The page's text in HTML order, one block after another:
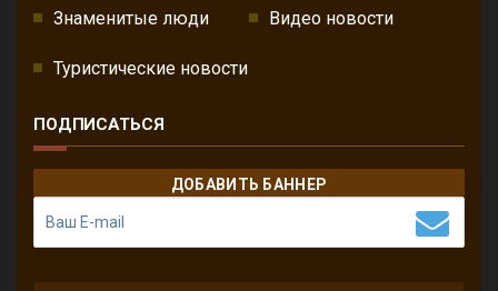
Знаменитые люди Видео новости
Туристические новости
ПОДПИСАТЬСЯ
ДОБАВИТЬ БАННЕР